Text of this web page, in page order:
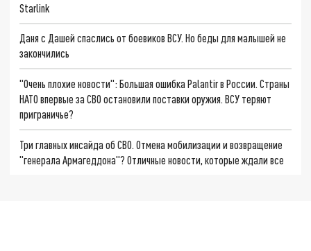
Starlink
Даня с Дашей спаслись от боевиков ВСУ. Но беды для малышей не
закончились
"Очень плохие новости": Большая ошибка Palantir в России. Страны
НАТО впервые за СВО остановили поставки оружия. ВСУ теряют
приграничье?
Три главных инсайда об СВО. Отмена мобилизации и возвращение
"генерала Армагеддона"? Отличные новости, которые ждали все